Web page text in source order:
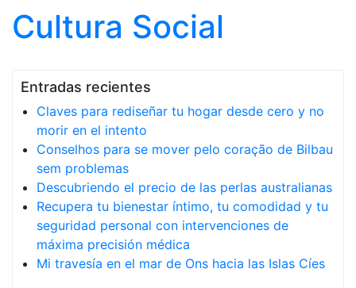
Cultura Social
Entradas recientes
Claves para rediseñar tu hogar desde cero y no
morir en el intento
Conselhos para se mover pelo coração de Bilbau
sem problemas
Descubriendo el precio de las perlas australianas
Recupera tu bienestar íntimo, tu comodidad y tu
seguridad personal con intervenciones de
máxima precisión médica
Mi travesía en el mar de Ons hacia las Islas Cíes